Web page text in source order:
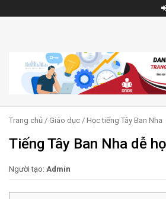
Trang chủ / Giáo dục / Học tiếng Tây Ban Nha
Tiếng Tây Ban Nha dễ
Người tạo: Admin